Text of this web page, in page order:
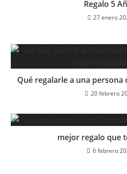
Regalo 5
27 enero
Qué regalarle a una persona
20 febrero
mejor regalo que
6 febrero